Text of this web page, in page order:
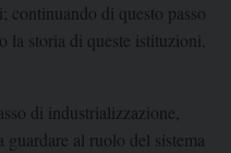
continuando di questo passo
la storia di queste istituzioni,
di industrializzazione,
al ruolo del sistema